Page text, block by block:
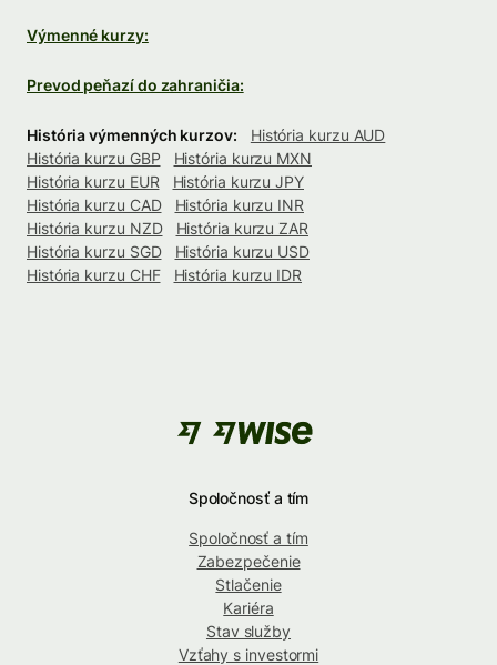
Výmenné kurzy:
Prevod peňazí do zahraničia:
História výmenných kurzov:
História kurzu AUD
História kurzu GBP
História kurzu MXN
História kurzu EUR
História kurzu JPY
História kurzu CAD
História kurzu INR
História kurzu NZD
História kurzu ZAR
História kurzu SGD
História kurzu USD
História kurzu CHF
História kurzu IDR
Spoločnosť a tím
Spoločnosť a tím
Zabezpečenie
Stlačenie
Kariéra
Stav služby
Vzťahy s investormi